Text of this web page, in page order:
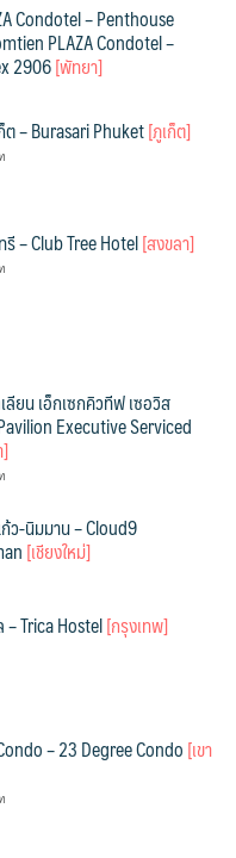
Condotel – Penthouse
PLAZA Condotel –
2906[พัทยา]
ต – Burasari Phuket[ภูเก็ต]
– Club Tree Hotel[สงขลา]
ลียน เอ็กเซกคิวทีฟ เซอวิส
Executive Serviced
]
ว-นิมมาน – Cloud9
[เชียงใหม่]
– Trica Hostel[กรุงเทพ]
– 23 Degree Condo[เขา